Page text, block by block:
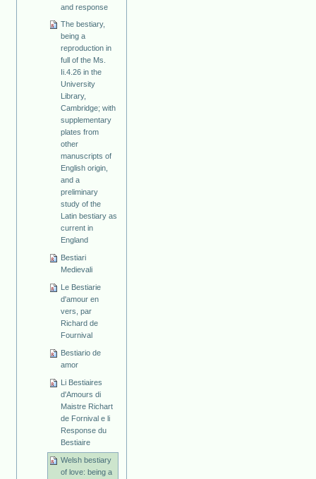
and response
The bestiary,
being a
reproduction in
full of the Ms.
Ii.4.26 in the
University
Library,
Cambridge; with
supplementary
plates from
other
manuscripts of
English origin,
and a
preliminary
study of the
Latin bestiary as
current in
England
Bestiari
Medievali
Le Bestiarie
d'amour en
vers, par
Richard de
Fournival
Bestiario de
amor
Li Bestiaires
d'Amours di
Maistre Richart
de Fornival e li
Response du
Bestiaire
Welsh bestiary
of love: being a